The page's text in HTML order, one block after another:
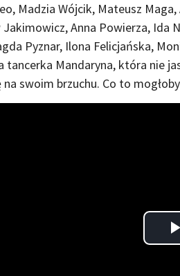
Madzia Wójcik, Mateusz
Jakimowicz, Anna Powierza, Ida
Pyznar, Ilona Felicjańska,
tancerka Mandaryna, która nie
na swoim brzuchu. Co to